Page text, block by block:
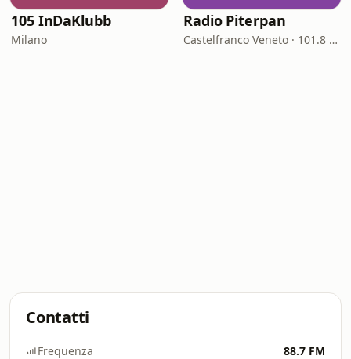
105 InDaKlubb
Milano
Radio Piterpan
Castelfranco Veneto · 101.8 FM
Contatti
Frequenza 88.7 FM